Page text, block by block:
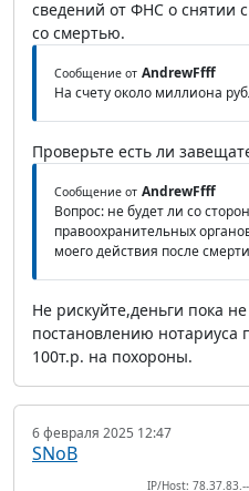
сведений от ФНС о снятии с
со смертью.
Сообщение от AndrewFfff
На счету около миллиона
Проверьте есть ли
Сообщение от AndrewFfff
Вопрос: не будет ли со
правоохранительных
моего действия после
Не рискуйте,деньги пока
постановлению нотариуса
100т.р. на похороны.
6 февраля 2025 12:47
SNoB
IP/Host: